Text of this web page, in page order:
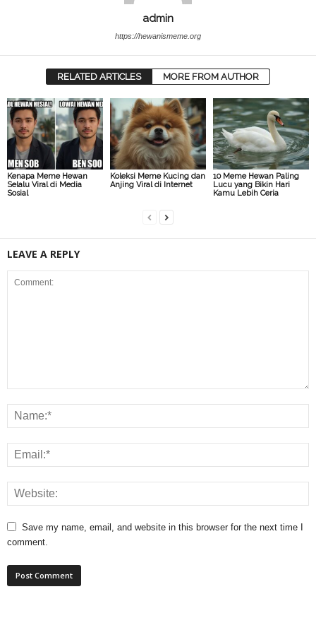
admin
https://hewanismeme.org
RELATED ARTICLES MORE FROM AUTHOR
Kenapa Meme Hewan
Selalu Viral di Media
Sosial
Koleksi Meme Kucing dan
Anjing Viral di Internet
10 Meme Hewan Paling
Lucu yang Bikin Hari
Kamu Lebih Ceria
LEAVE A REPLY
Save my name, email, and website in this browser for the next time I
comment.